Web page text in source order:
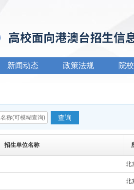
新闻动态 政策法规 院
招生单位名称
北
北